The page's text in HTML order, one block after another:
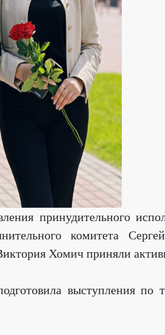
принудительного
комитета
Хомич приняли
выступления по